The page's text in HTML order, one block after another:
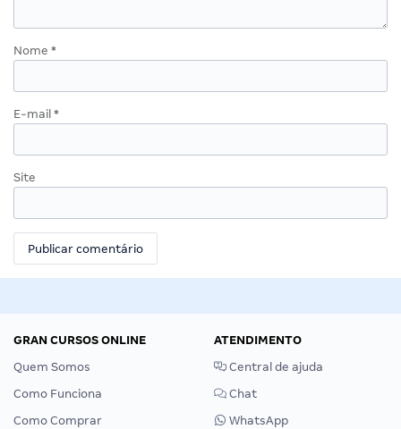
Nome *
E-mail *
Site
GRAN CURSOS ONLINE
Quem Somos
Como Funciona
Como Comprar
ATENDIMENTO
Central de ajuda
Chat
WhatsApp